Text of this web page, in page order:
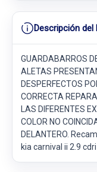
Descripción del
GUARDABARROS
ALETAS
DESPERFECTOS
CORRECTA
LAS DIFERENTES
COLOR NO
DELANTERO.
kia carnival ii 2.9